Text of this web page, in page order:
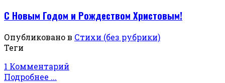
С Новым Годом и Рождеством Христовым!
Опубликовано в Стихи (без рубрики)
Теги
1 Комментарий
Подробнее ...